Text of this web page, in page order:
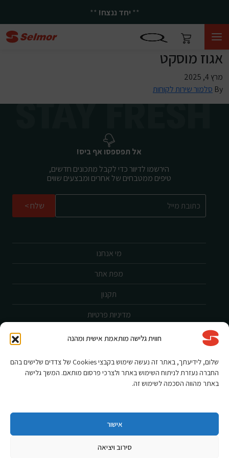
חווית גלישה מותאמת אישית ומהנה
שלום, לידיעתך, באתר זה נעשה שימוש בקבצי Cookies של צדדים שלישים בהם
החברה נעזרת לניתוח השימוש באתר ולצרכי פרסום מותאם. המשך גלישה
באתר מהווה הסכמה לשימוש זה.
אישור
סירוב ויציאה
** יחד ננצח! **
אגוז מוסקט
מרץ 4, 2025
By סלמור שירות לקוחות
מי אנחנו
מפת אתר
תקנון
מדיניות פרטיות
ביטול עסקה
הצהרת נגישות
אל תפספסו אף ביס!
הירשמו לדיוור כדי לקבל מתכונים חדשים,
טיפים ממטבחים של אחרים ומבצעים שווים
שלח